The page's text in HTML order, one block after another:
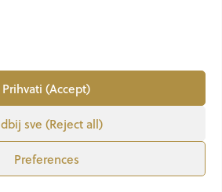
Prihvati (Accept)
sve (Reject all)
Preferences
MARKETING PRIVATNOST
VEM ART